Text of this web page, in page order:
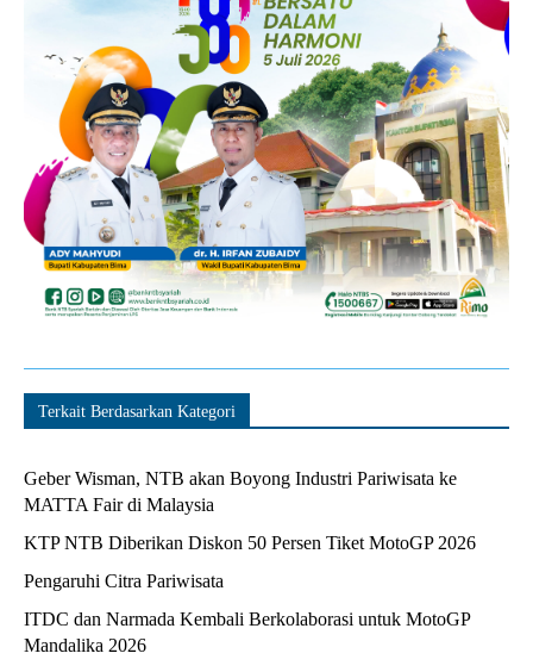
Terkait Berdasarkan Kategori
Geber Wisman, NTB akan Boyong Industri Pariwisata ke
MATTA Fair di Malaysia
KTP NTB Diberikan Diskon 50 Persen Tiket MotoGP 2026
Pengaruhi Citra Pariwisata
ITDC dan Narmada Kembali Berkolaborasi untuk MotoGP
Mandalika 2026